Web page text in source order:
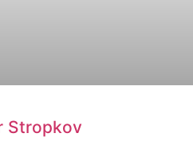
Stropkov